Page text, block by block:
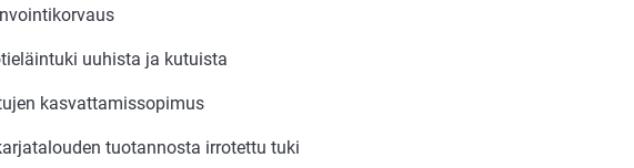
uuhista ja kutuista
kasvattamissopimus
tuotannosta irrotettu tuki